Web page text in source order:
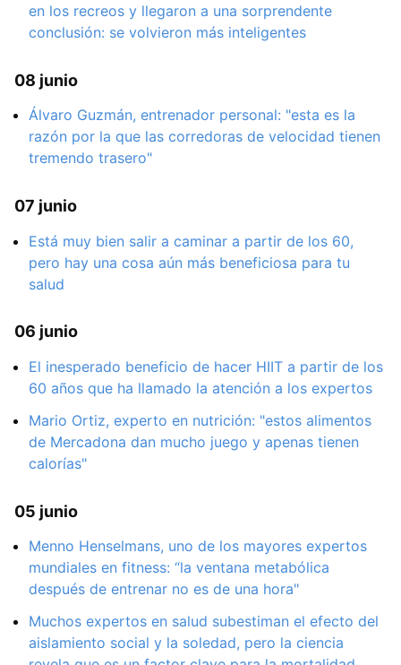
en los recreos y llegaron a una sorprendente
conclusión: se volvieron más inteligentes
08 junio
Álvaro Guzmán, entrenador personal: "esta es la
razón por la que las corredoras de velocidad tienen
tremendo trasero"
07 junio
Está muy bien salir a caminar a partir de los 60,
pero hay una cosa aún más beneficiosa para tu
salud
06 junio
El inesperado beneficio de hacer HIIT a partir de los
60 años que ha llamado la atención a los expertos
Mario Ortiz, experto en nutrición: "estos alimentos
de Mercadona dan mucho juego y apenas tienen
calorías"
05 junio
Menno Henselmans, uno de los mayores expertos
mundiales en fitness: “la ventana metabólica
después de entrenar no es de una hora"
Muchos expertos en salud subestiman el efecto del
aislamiento social y la soledad, pero la ciencia